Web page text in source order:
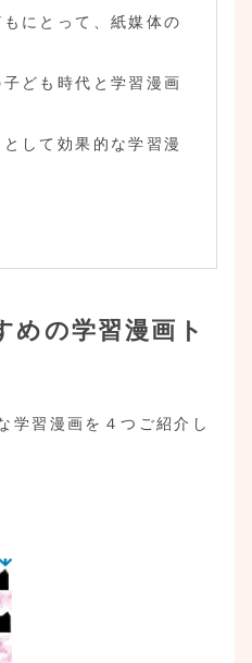
にとって、紙媒体の
ども時代と学習漫画
して効果的な学習漫
めの学習漫画ト
学習漫画を４つご紹介し